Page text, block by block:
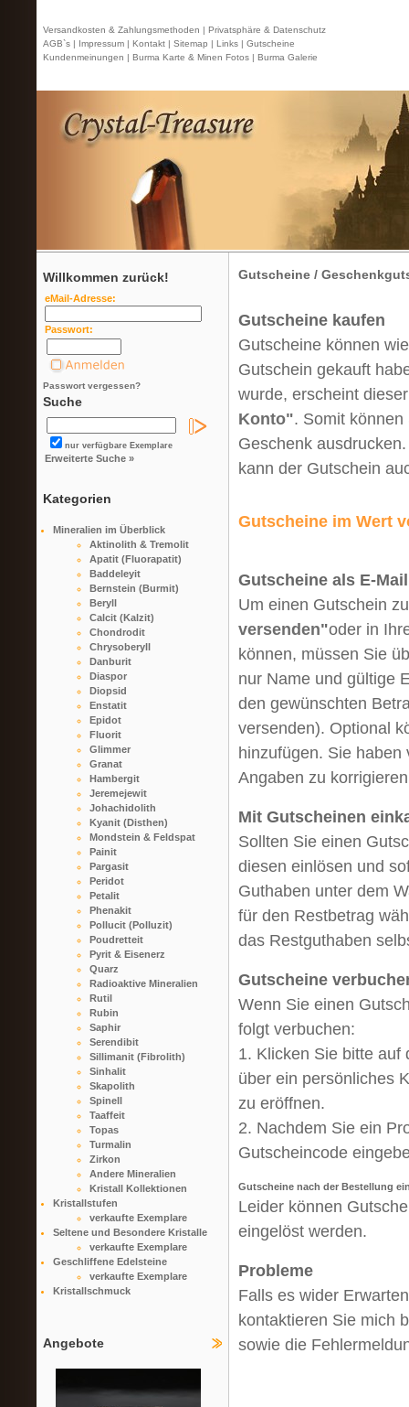
Versandkosten & Zahlungsmethoden | Privatsphäre & Datenschutz
AGB`s | Impressum | Kontakt | Sitemap | Links | Gutscheine
Kundenmeinungen | Burma Karte & Minen Fotos | Burma Galerie
Willkommen zurück!
eMail-Adresse:
Passwort:
Passwort vergessen?
Suche
nur verfügbare Exemplare
Erweiterte Suche »
Kategorien
Mineralien im Überblick
Aktinolith & Tremolit
Apatit (Fluorapatit)
Baddeleyit
Bernstein (Burmit)
Beryll
Calcit (Kalzit)
Chondrodit
Chrysoberyll
Danburit
Diaspor
Diopsid
Enstatit
Epidot
Fluorit
Glimmer
Granat
Hambergit
Jeremejewit
Johachidolith
Kyanit (Disthen)
Mondstein & Feldspat
Painit
Pargasit
Peridot
Petalit
Phenakit
Pollucit (Polluzit)
Poudretteit
Pyrit & Eisenerz
Quarz
Radioaktive Mineralien
Rutil
Rubin
Saphir
Serendibit
Sillimanit (Fibrolith)
Sinhalit
Skapolith
Spinell
Taaffeit
Topas
Turmalin
Zirkon
Andere Mineralien
Kristall Kollektionen
Kristallstufen
verkaufte Exemplare
Seltene und Besondere Kristalle
verkaufte Exemplare
Geschliffene Edelsteine
verkaufte Exemplare
Kristallschmuck
Angebote
Gutscheine /
Gutscheine kaufen
Gutscheine können
Gutschein gekauft
wurde, erscheint
Konto". Somit
Geschenk
kann der Gutschein
Gutscheine im Wert
Gutscheine als E-
Um einen Gutschein
versenden"oder in
können, müssen Sie
nur Name und gültige
den gewünschten
versenden). Optional
hinzufügen. Sie
Angaben zu
Mit Gutscheinen
Sollten Sie einen
diesen einlösen und
Guthaben unter dem
für den Restbetrag
das Restguthaben
Gutscheine
Wenn Sie einen
folgt verbuchen:
1. Klicken Sie bitte auf
über ein persönliches
zu eröffnen.
2. Nachdem Sie ein
Gutscheincode
Gutscheine nach der Bestellung
Leider können
eingelöst werden.
Probleme
Falls es wider
kontaktieren Sie mich
sowie die